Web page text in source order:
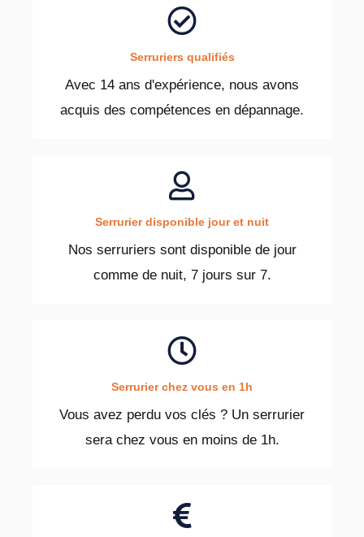
Serruriers qualifiés
Avec 14 ans d'expérience, nous avons
acquis des compétences en dépannage.
Serrurier disponible jour et nuit
Nos serruriers sont disponible de jour
comme de nuit, 7 jours sur 7.
Serrurier chez vous en 1h
Vous avez perdu vos clés ? Un serrurier
sera chez vous en moins de 1h.